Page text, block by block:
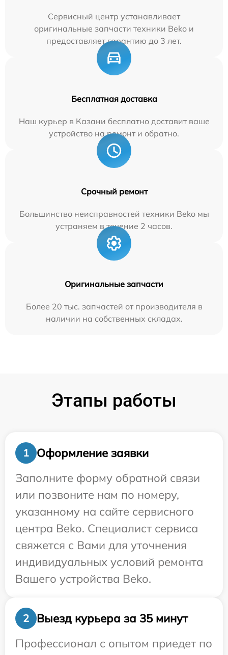
Сервисный центр устанавливает
оригинальные запчасти техники Beko и
предоставляет гарантию до 3 лет.
Бесплатная доставка
Наш курьер в Казани бесплатно доставит ваше
устройство на ремонт и обратно.
Срочный ремонт
Большинство неисправностей техники Beko мы
устраняем в течение 2 часов.
Оригинальные запчасти
Более 20 тыс. запчастей от производителя в
наличии на собственных складах.
Этапы работы
1
Оформление заявки
Заполните форму обратной связи
или позвоните нам по номеру,
указанному на сайте сервисного
центра Beko. Специалист сервиса
свяжется с Вами для уточнения
индивидуальных условий ремонта
Вашего устройства Beko.
2
Выезд курьера за 35 минут
Профессионал с опытом приедет по